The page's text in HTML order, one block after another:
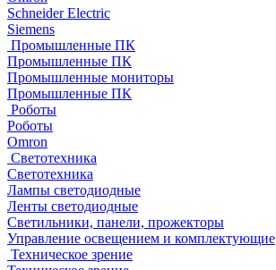
Schneider Electric
Siemens
Промышленные ПК
Промышленные ПК
Промышленные мониторы
Промышленные ПК
Роботы
Роботы
Omron
Светотехника
Светотехника
Лампы светодиодные
Ленты светодиодные
Светильники, панели, прожекторы
Управление освещением и комплектующие
Техническое зрение